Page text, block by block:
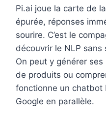
Pi.ai joue la carte de
épurée, réponses
sourire. C’est le
découvrir le NLP sans
On peut y générer
de produits ou
fonctionne un chatbot
Google en parallèle.